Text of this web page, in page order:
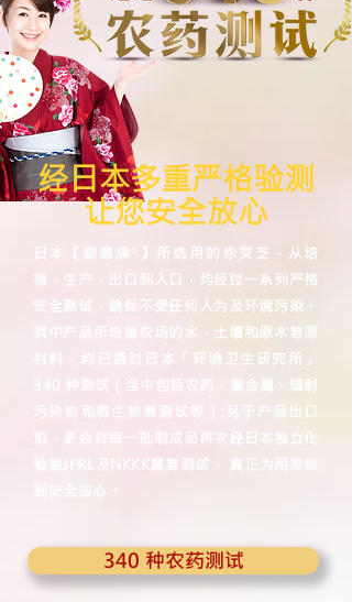
经日本多重严格验测
让您安全放心
日本【御惠牌
】所选用的赤灵芝，从培
植，生产，出口到入口，均经过一系列严格
安全测试，确保不受任何人为及环境污染。
其中产品所培植农场的水，土壤和原木等原
材料，均已通过日本「环境卫生研究所」
340 种测试（当中包括农药，重金属，辐射
污染物和微生物等测试等）;另于产品出口
前，更会将每一批制成品再次经日本独立化
验室JFRL及NKKK重复测试， 真正为用家做
340 种农药测试